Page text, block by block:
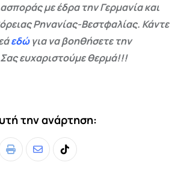
με έδρα την Γερμανία και
Ρηνανίας-Βεστφαλίας. Κάντε
εδώγια να βοηθήσετε την
ευχαριστούμε θερμά!!!
την ανάρτηση:
Print
ShareTiktok